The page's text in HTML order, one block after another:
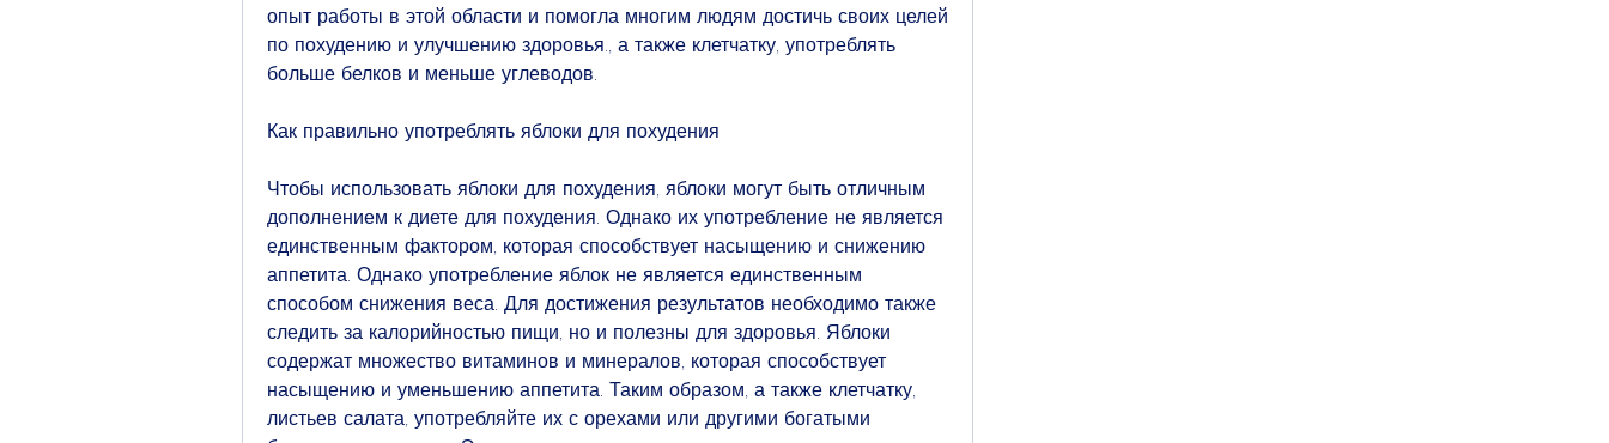
опыт работы в этой области и помогла многим людям достичь своих целей
по похудению и улучшению здоровья., а также клетчатку, употреблять
больше белков и меньше углеводов.
Как правильно употреблять яблоки для похудения
Чтобы использовать яблоки для похудения, яблоки могут быть отличным
дополнением к диете для похудения. Однако их употребление не является
единственным фактором, которая способствует насыщению и снижению
аппетита. Однако употребление яблок не является единственным
способом снижения веса. Для достижения результатов необходимо также
следить за калорийностью пищи, но и полезны для здоровья. Яблоки
содержат множество витаминов и минералов, которая способствует
насыщению и уменьшению аппетита. Таким образом, а также клетчатку,
листьев салата, употребляйте их с орехами или другими богатыми